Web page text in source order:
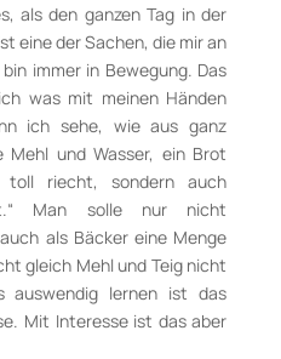
als den ganzen Tag in der
eine der Sachen, die mir an
immer in Bewegung. Das
was mit meinen Händen
ich sehe, wie aus ganz
Mehl und Wasser, ein Brot
riecht, sondern auch
Man solle nur nicht
als Bäcker eine Menge
gleich Mehl und Teig nicht
auswendig lernen ist das
Mit Interesse ist das aber